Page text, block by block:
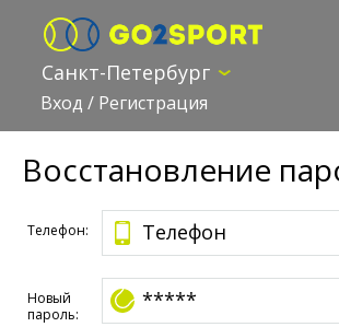
Санкт-Петербург
Вход / Регистрация
Восстановление
Телефон:
Новый
пароль: